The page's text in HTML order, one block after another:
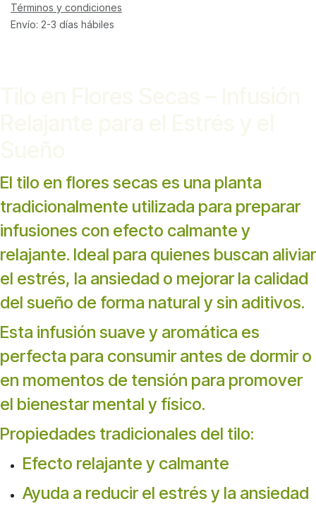
Términos y condiciones
Envío: 2-3 días hábiles
El tilo en flores secas es una planta
tradicionalmente utilizada para preparar
infusiones con efecto calmante y
relajante. Ideal para quienes buscan aliviar
el estrés, la ansiedad o mejorar la calidad
del sueño de forma natural y sin aditivos.
Esta infusión suave y aromática es
perfecta para consumir antes de dormir o
en momentos de tensión para promover
el bienestar mental y físico.
Propiedades tradicionales del tilo:
Efecto relajante y calmante
Ayuda a reducir el estrés y la ansiedad